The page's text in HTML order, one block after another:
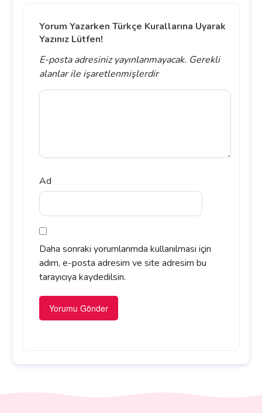
Yorum Yazarken Türkçe Kurallarına Uyarak
Yazınız Lütfen!
E-posta adresiniz yayınlanmayacak. Gerekli
alanlarile işaretlenmişlerdir
Ad
Daha sonraki yorumlarımda kullanılması için
adım, e-posta adresim ve site adresim bu
tarayıcıya kaydedilsin.